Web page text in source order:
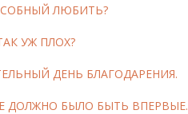
ЛЮБИТЬ?
УЖ ПЛОХ?
ДЕНЬ БЛАГОДАРЕНИЯ.
ДОЛЖНО БЫЛО БЫТЬ ВПЕРВЫЕ.